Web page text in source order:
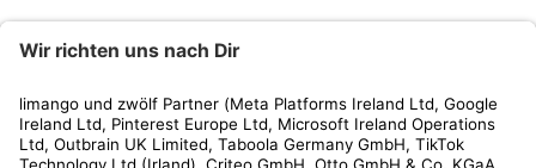
Kundenservice